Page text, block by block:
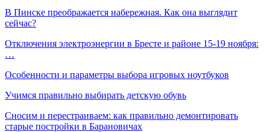
В Пинске преображается набережная. Как она выглядит
сейчас?
Отключения электроэнергии в Бресте и районе 15-19 ноября:
…
Особенности и параметры выбора игровых ноутбуков
Учимся правильно выбирать детскую обувь
Сносим и перестраиваем: как правильно демонтировать
старые постройки в Барановичах